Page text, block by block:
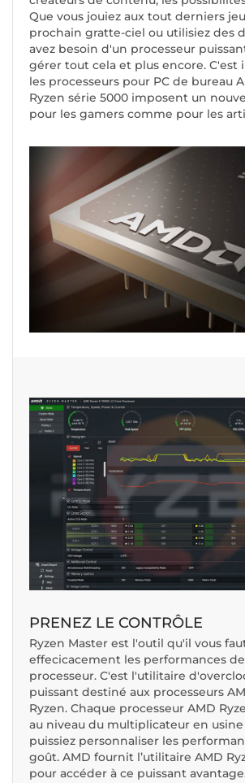
Que vous jouiez aux tout derniers
prochain gratte-ciel ou utilisiez des
avez besoin d'un processeur
gérer tout cela et plus encore. C'est
les processeurs pour PC de bureau
Ryzen série 5000 imposent un
pour les gamers comme pour les
PRENEZ LE CONTRÔLE
Ryzen Master est l'outil qu'il vous
effecicacement les performances
processeur. C'est l'utilitaire
puissant destiné aux processeurs
Ryzen. Chaque processeur AMD
au niveau du multiplicateur en
puissiez personnaliser les
goût. AMD fournit l’utilitaire AMD
pour accéder à ce puissant